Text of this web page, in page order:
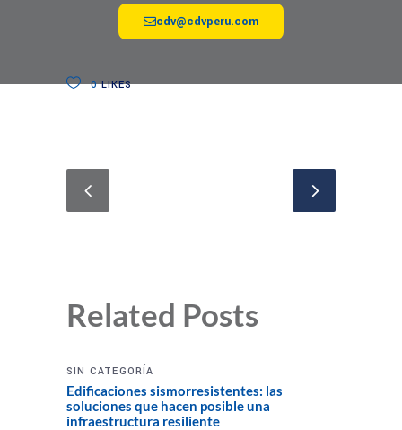
cdv@cdvperu.com
0LIKES
Related Posts
SIN CATEGORÍA
Edificaciones sismorresistentes: las
soluciones que hacen posible una
infraestructura resiliente